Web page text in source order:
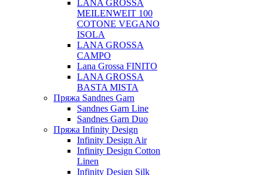
LANA GROSSA
MEILENWEIT 100
COTONE VEGANO
ISOLA
LANA GROSSA
CAMPO
Lana Grossa FINITO
LANA GROSSA
BASTA MISTA
Пряжа Sandnes Garn
Sandnes Garn Line
Sandnes Garn Duo
Пряжа Infinity Design
Infinity Design Air
Infinity Design Cotton
Linen
Infinity Design Silk